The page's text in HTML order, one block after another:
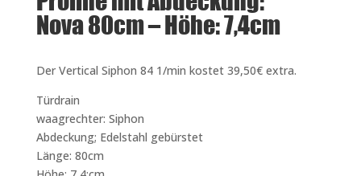
Nova 80cm – Höhe: 7,4cm
Der Vertical Siphon 84 1/min kostet 39,50€ extra.
Türdrain
waagrechter: Siphon
Abdeckung; Edelstahl gebürstet
Länge: 80cm